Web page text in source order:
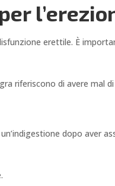
erettile. È
riferiscono di avere mal
dopo aver